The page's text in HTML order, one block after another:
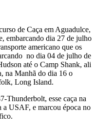
de Caça em Aguadulce,
embarcando dia 27 de julho
americano que os
no dia 04 de julho de
até o Camp Shank, ali
na Manhã do dia 16 o
Long Island.
Thunderbolt, esse caça na
a USAF, e marcou época no